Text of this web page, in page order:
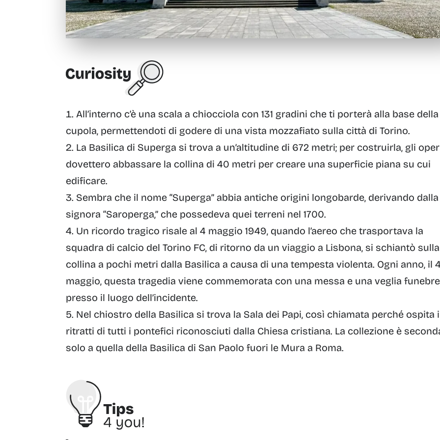
All’interno c’è una scala a chiocciola con 131 gradini che ti porterà alla base della
cupola, permettendoti di godere di una vista mozzafiato sulla città di Torino.
La Basilica di Superga si trova a un’altitudine di 672 metri; per costruirla, gli
dovettero abbassare la collina di 40 metri per creare una superficie piana su cui
edificare.
Sembra che il nome “Superga” abbia antiche origini longobarde, derivando dalla
signora “Saroperga,” che possedeva quei terreni nel 1700.
Un ricordo tragico risale al 4 maggio 1949, quando l’aereo che trasportava la
squadra di calcio del Torino FC, di ritorno da un viaggio a Lisbona, si schiantò sulla
collina a pochi metri dalla Basilica a causa di una tempesta violenta. Ogni anno, il
maggio, questa tragedia viene commemorata con una messa e una veglia funebre
presso il luogo dell’incidente.
Nel chiostro della Basilica si trova la Sala dei Papi, così chiamata perché ospita i
ritratti di tutti i pontefici riconosciuti dalla Chiesa cristiana. La collezione è
solo a quella della Basilica di San Paolo fuori le Mura a Roma.